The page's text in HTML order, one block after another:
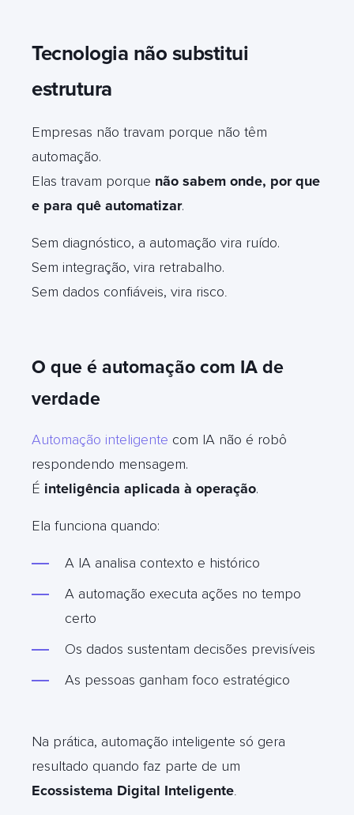
Tecnologia não substitui
estrutura
Empresas não travam porque não têm
automação.
Elas travam porque não sabem onde, por que
e para quê automatizar.
Sem diagnóstico, a automação vira ruído.
Sem integração, vira retrabalho.
Sem dados confiáveis, vira risco.
O que é automação com IA de
verdade
Automação inteligente com IA não é robô
respondendo mensagem.
É inteligência aplicada à operação.
Ela funciona quando:
A IA analisa contexto e histórico
A automação executa ações no tempo
certo
Os dados sustentam decisões previsíveis
As pessoas ganham foco estratégico
Na prática, automação inteligente só gera
resultado quando faz parte de um
Ecossistema Digital Inteligente.